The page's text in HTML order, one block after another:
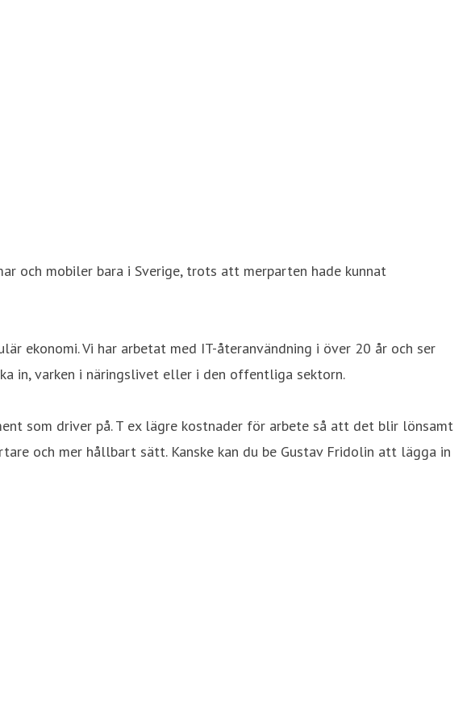
och mobiler bara i Sverige, trots att merparten hade kunnat
ekonomi. Vi har arbetat med IT-återanvändning i över 20 år och ser
in, varken i näringslivet eller i den offentliga sektorn.
som driver på. T ex lägre kostnader för arbete så att det blir lönsamt
och mer hållbart sätt. Kanske kan du be Gustav Fridolin att lägga in